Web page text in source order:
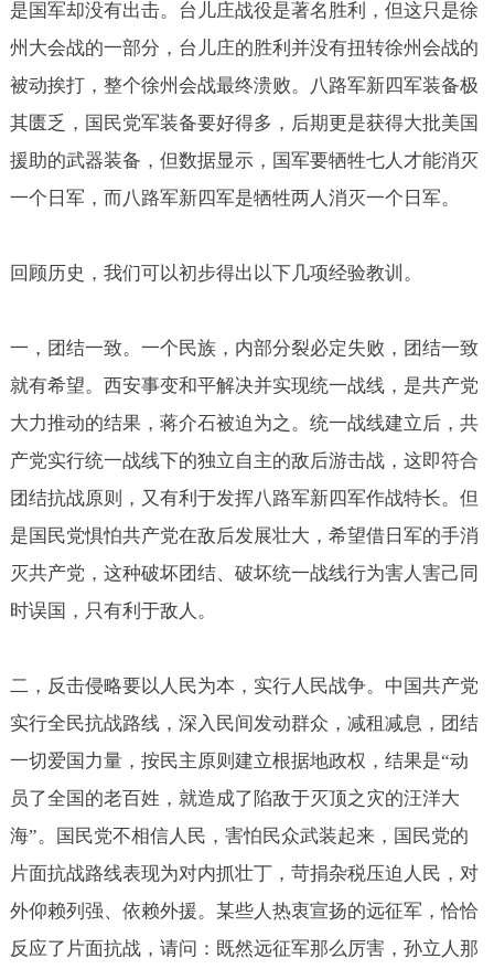
是国军却没有出击。台儿庄战役是著名胜利，但这只是徐
州大会战的一部分，台儿庄的胜利并没有扭转徐州会战的
被动挨打，整个徐州会战最终溃败。八路军新四军装备极
其匮乏，国民党军装备要好得多，后期更是获得大批美国
援助的武器装备，但数据显示，国军要牺牲七人才能消灭
一个日军，而八路军新四军是牺牲两人消灭一个日军。
回顾历史，我们可以初步得出以下几项经验教训。
一，团结一致。一个民族，内部分裂必定失败，团结一致
就有希望。西安事变和平解决并实现统一战线，是共产党
大力推动的结果，蒋介石被迫为之。统一战线建立后，共
产党实行统一战线下的独立自主的敌后游击战，这即符合
团结抗战原则，又有利于发挥八路军新四军作战特长。但
是国民党惧怕共产党在敌后发展壮大，希望借日军的手消
灭共产党，这种破坏团结、破坏统一战线行为害人害己同
时误国，只有利于敌人。
二，反击侵略要以人民为本，实行人民战争。中国共产党
实行全民抗战路线，深入民间发动群众，减租减息，团结
一切爱国力量，按民主原则建立根据地政权，结果是“动
员了全国的老百姓，就造成了陷敌于灭顶之灾的汪洋大
海”。国民党不相信人民，害怕民众武装起来，国民党的
片面抗战路线表现为对内抓壮丁，苛捐杂税压迫人民，对
外仰赖列强、依赖外援。某些人热衷宣扬的远征军，恰恰
反应了片面抗战，请问：既然远征军那么厉害，孙立人那